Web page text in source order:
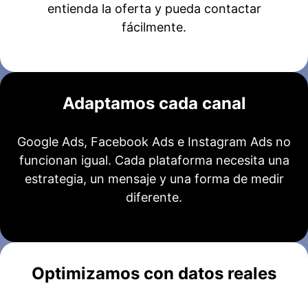
entienda la oferta y pueda contactar
fácilmente.
Adaptamos cada canal
Google Ads, Facebook Ads e Instagram Ads no
funcionan igual. Cada plataforma necesita una
estrategia, un mensaje y una forma de medir
diferente.
Optimizamos con datos reales